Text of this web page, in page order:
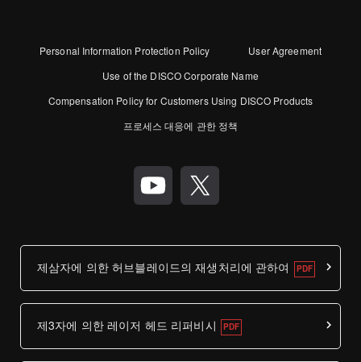
Personal Information Protection Policy
User Agreement
Use of the DISCO Corporate Name
Compensation Policy for Customers Using DISCO Products
프로세스 대응에 관한 정책
제삼자에 의한 허브블레이드의 재생처리에 관하여
제3자에 의한 레이저 헤드 리퍼비시